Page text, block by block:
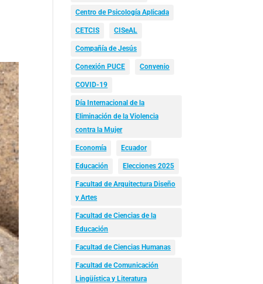
Centro de Psicología Aplicada
CETCIS CISeAL
Compañía de Jesús
Conexión PUCE Convenio
COVID-19
Día Internacional de la
Eliminación de la Violencia
contra la Mujer
Economía Ecuador
Educación Elecciones 2025
Facultad de Arquitectura Diseño
y Artes
Facultad de Ciencias de la
Educación
Facultad de Ciencias Humanas
Facultad de Comunicación
Lingüística y Literatura